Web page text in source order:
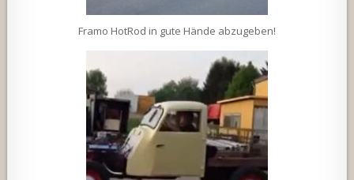
Framo HotRod in gute Hände abzugeben!